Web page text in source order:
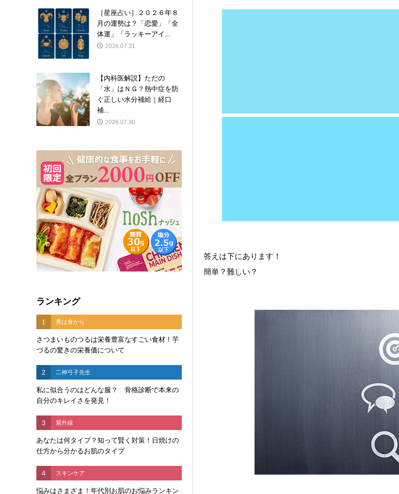
答えは下にあります！
簡単？難しい？
［星座占い］２０２６年８
月の運勢は？「恋愛」「全
体運」「ラッキーアイ...
2026.07.31
【内科医解説】ただの
「水」はＮＧ？熱中症を防
ぐ正しい水分補給｜経口
補...
2026.07.30
ランキング
1 美は食から
さつまいものつるは栄養豊富なすごい食材！芋
づるの驚きの栄養価について
2 二神弓子先生
私に似合うのはどんな服？ 骨格診断で本来の
自分のキレイさを発見！
3 紫外線
あなたは何タイプ？知って賢く対策！日焼けの
仕方から分かるお肌のタイプ
4 スキンケア
悩みはさまざま！年代別お肌のお悩みランキン